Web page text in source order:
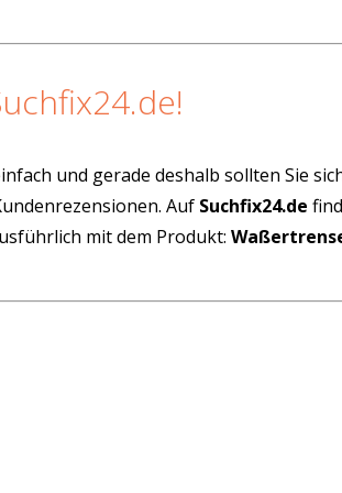
und gerade deshalb sollten Sie
Auf Suchfix24.de
mit dem Produkt: